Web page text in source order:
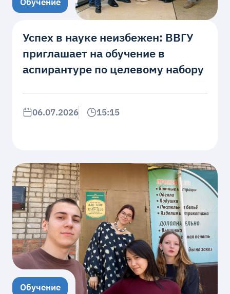
Успех в науке неизбежен: ВВГУ
приглашает на обучение в
аспирантуре по целевому набору
06.07.2026 15:15
Обучение